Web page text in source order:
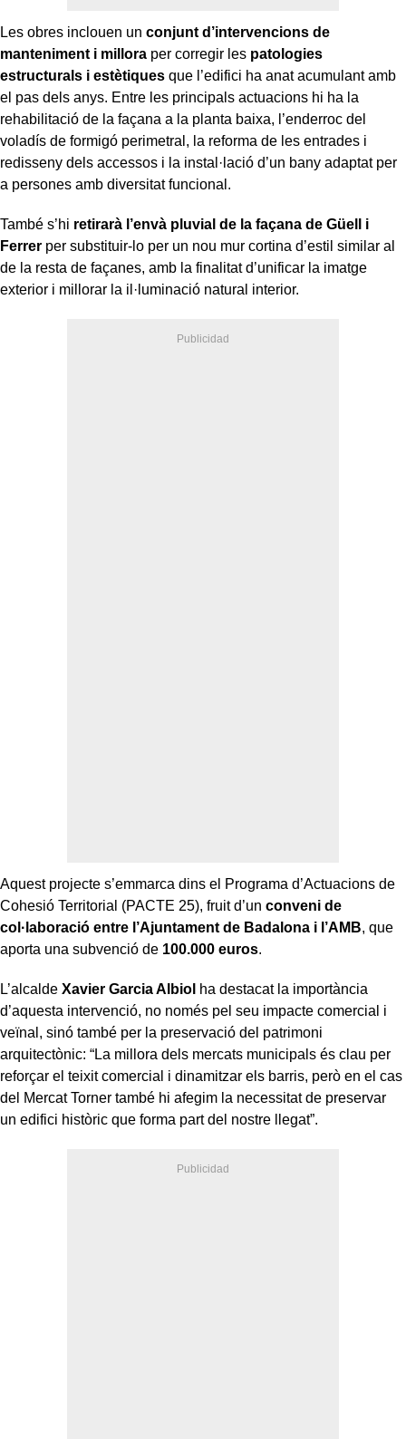
Les obres inclouen un conjunt d’intervencions de
manteniment i millora per corregir les patologies
estructurals i estètiques que l’edifici ha anat acumulant amb
el pas dels anys. Entre les principals actuacions hi ha la
rehabilitació de la façana a la planta baixa, l’enderroc del
voladís de formigó perimetral, la reforma de les entrades i
redisseny dels accessos i la instal·lació d’un bany adaptat per
a persones amb diversitat funcional.
També s’hi retirarà l’envà pluvial de la façana de Güell i
Ferrer per substituir-lo per un nou mur cortina d’estil similar al
de la resta de façanes, amb la finalitat d’unificar la imatge
exterior i millorar la il·luminació natural interior.
Aquest projecte s’emmarca dins el Programa d’Actuacions de
Cohesió Territorial (PACTE 25), fruit d’un conveni de
col·laboració entre l’Ajuntament de Badalona i l’AMB, que
aporta una subvenció de 100.000 euros.
L’alcalde Xavier Garcia Albiol ha destacat la importància
d’aquesta intervenció, no només pel seu impacte comercial i
veïnal, sinó també per la preservació del patrimoni
arquitectònic: “La millora dels mercats municipals és clau per
reforçar el teixit comercial i dinamitzar els barris, però en el cas
del Mercat Torner també hi afegim la necessitat de preservar
un edifici històric que forma part del nostre llegat”.